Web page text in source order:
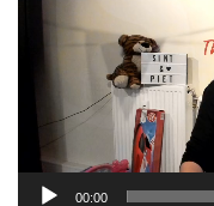
00:00